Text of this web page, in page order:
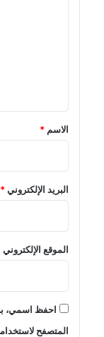
*
الاسم *
البريد الإلكتروني*
الموقع الإلكتروني
احفظ اسمي،
المتصفح